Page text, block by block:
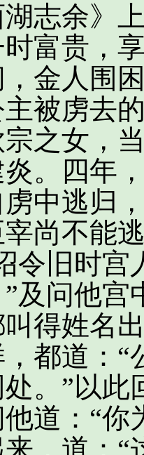
余》上
富贵，
金人围
被虏去
之女，
。四年
中逃归
尚不能
令旧时
及问他
得姓名
都道：
。”以
道：“你